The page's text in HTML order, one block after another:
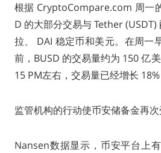
根据 CryptoCompare.com 周一
D 的大部分交易与 Tether (USDT)
拉、 DAI 稳定币和美元。在周一
前，BUSD 的交易量约为 150 亿
15 PM左右，交易量已经增长 18%
监管机构的行动使币安储备金再次
Nansen数据显示，币安平台上